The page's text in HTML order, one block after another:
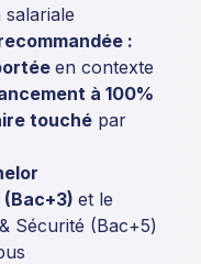
:
en contexte
à 100%
touché par
et le
Sécurité (Bac+5)